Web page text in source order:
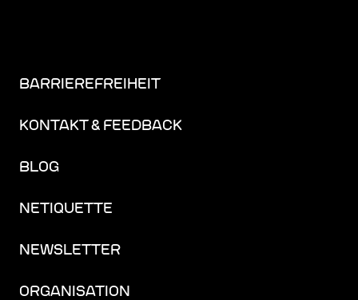
BARRIEREFREIHEIT
KONTAKT & FEEDBACK
BLOG
NETIQUETTE
NEWSLETTER
ORGANISATION